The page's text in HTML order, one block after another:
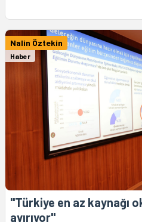
Nalin Öztekin
Haber
"Türkiye en az kaynağı
ayırıyor"